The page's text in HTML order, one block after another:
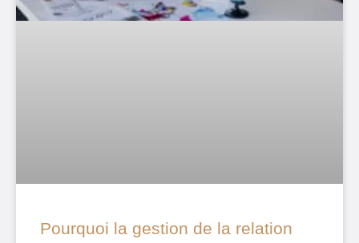
Pourquoi la gestion de la relation